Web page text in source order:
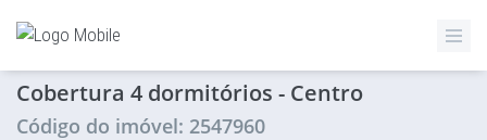
Cobertura 4 dormitórios - Centro
Código do imóvel: 2547960